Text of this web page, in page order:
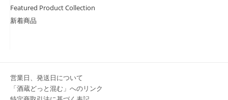
Featured Product Collection
新着商品
営業日、発送日について
「酒蔵どっと混む」へのリンク